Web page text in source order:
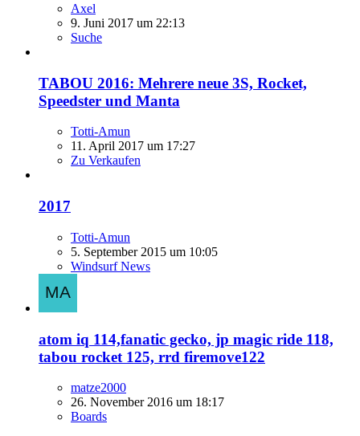
Axel
9. Juni 2017 um 22:13
Suche
TABOU 2016: Mehrere neue 3S, Rocket,
Speedster und Manta
Totti-Amun
11. April 2017 um 17:27
Zu Verkaufen
2017
Totti-Amun
5. September 2015 um 10:05
Windsurf News
atom iq 114,fanatic gecko, jp magic ride 118,
tabou rocket 125, rrd firemove122
matze2000
26. November 2016 um 18:17
Boards